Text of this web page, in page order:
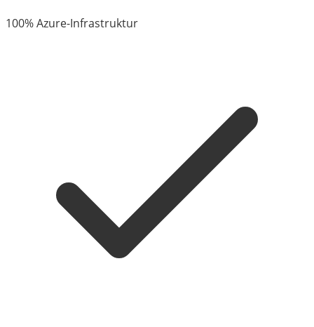
100% Azure-Infrastruktur